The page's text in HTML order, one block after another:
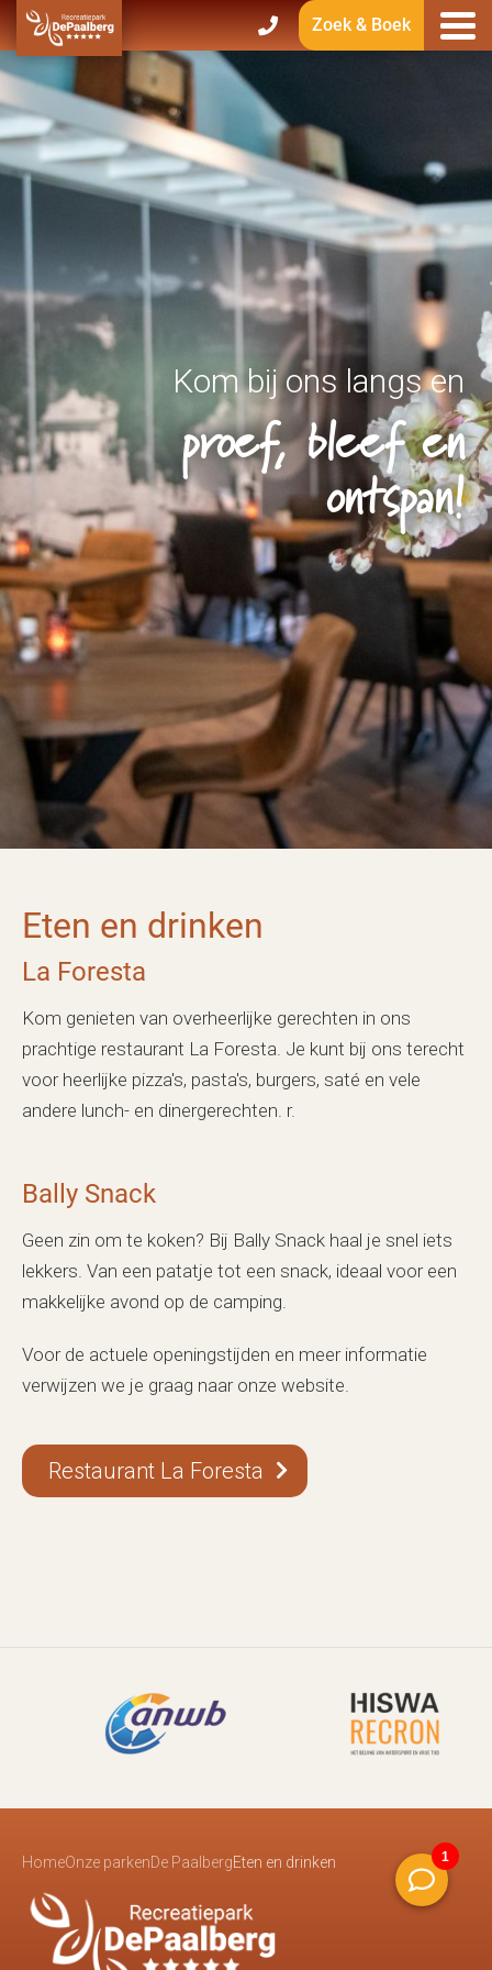
Zoek & Boek
Kom bij ons langs en
proef, bleef en
ontspan!
Eten en drinken
La Foresta
Kom genieten van overheerlijke gerechten in ons
prachtige restaurant La Foresta. Je kunt bij ons terecht
voor heerlijke pizza's, pasta's, burgers, saté en vele
andere lunch- en dinergerechten. r.
Bally Snack
Geen zin om te koken? Bij Bally Snack haal je snel iets
lekkers. Van een patatje tot een snack, ideaal voor een
makkelijke avond op de camping.
Voor de actuele openingstijden en meer informatie
verwijzen we je graag naar onze website.
Restaurant La Foresta
HomeOnze parkenDe PaalbergEten en drinken